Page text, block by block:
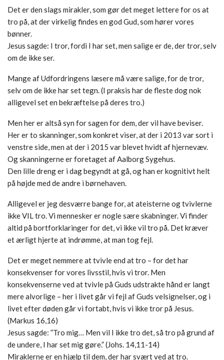
Det er den slags mirakler, som gør det meget lettere for os at
tro på, at der virkelig findes en god Gud, som hører vores
bønner.
Jesus sagde: I tror, fordi I har set, men salige er de, der tror, selv
om de ikke ser.
Mange af Udfordringens læsere må være salige, for de tror,
selv om de ikke har set tegn. (I praksis har de fleste dog nok
alligevel set en bekræftelse på deres tro.)
Men her er altså syn for sagen for dem, der vil have beviser.
Her er to skanninger, som konkret viser, at der i 2013 var sort i
venstre side, men at der i 2015 var blevet hvidt af hjernevæv.
Og skanningerne er foretaget af Aalborg Sygehus.
Den lille dreng er i dag begyndt at gå, og han er kognitivt helt
på højde med de andre i børnehaven.
Alligevel er jeg desværre bange for, at ateisterne og tvivlerne
ikke VIL tro. Vi mennesker er nogle sære skabninger. Vi finder
altid på bortforklaringer for det, vi ikke vil tro på. Det kræver
et ærligt hjerte at indrømme, at man tog fejl.
Det er meget nemmere at tvivle end at tro – for det har
konsekvenser for vores livsstil, hvis vi tror. Men
konsekvenserne ved at tvivle på Guds udstrakte hånd er langt
mere alvorlige – her i livet går vi fejl af Guds velsignelser, og i
livet efter døden går vi fortabt, hvis vi ikke tror på Jesus.
(Markus 16,16)
Jesus sagde: ”Tro mig… Men vil I ikke tro det, så tro på grund af
de undere, I har set mig gøre.” (Johs. 14,11-14)
Miraklerne er en hjælp til dem, der har svært ved at tro.